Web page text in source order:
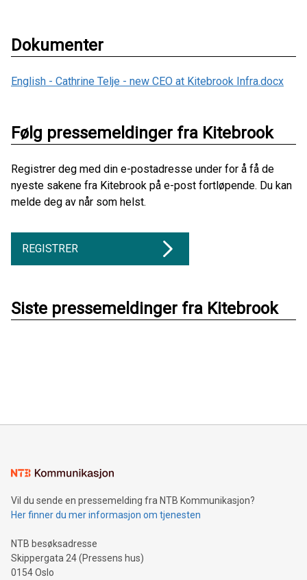
Dokumenter
English - Cathrine Telje - new CEO at Kitebrook Infra.docx
Følg pressemeldinger fra Kitebrook
Registrer deg med din e-postadresse under for å få de
nyeste sakene fra Kitebrook på e-post fortløpende. Du kan
melde deg av når som helst.
REGISTRER
Siste pressemeldinger fra Kitebrook
Vil du sende en pressemelding fra NTB Kommunikasjon?
Her finner du mer informasjon om tjenesten
NTB besøksadresse
Skippergata 24 (Pressens hus)
0154 Oslo